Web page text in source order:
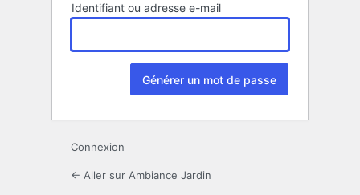
Identifiant ou adresse e-mail
Connexion
← Aller sur Ambiance Jardin